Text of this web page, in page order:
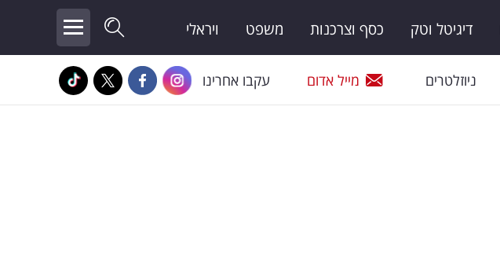
דיגיטל וטק כסף וצרכנות משפט ויראלי
ניוזלטרים מייל אדום עקבו אחרינו